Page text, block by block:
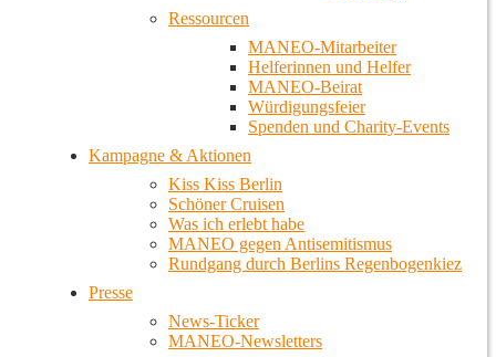
Ressourcen
MANEO-Mitarbeiter
Helferinnen und Helfer
MANEO-Beirat
Würdigungsfeier
Spenden und Charity-Events
Kampagne & Aktionen
Kiss Kiss Berlin
Schöner Cruisen
Was ich erlebt habe
MANEO gegen Antisemitismus
Rundgang durch Berlins Regenbogenkiez
Presse
News-Ticker
MANEO-Newsletters